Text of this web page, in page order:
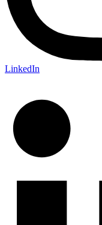
LinkedIn